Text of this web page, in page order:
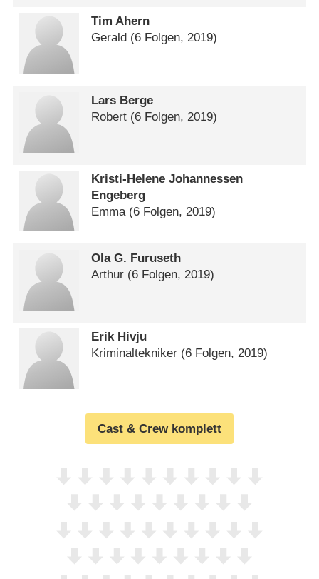
Tim Ahern
Gerald (6 Folgen, 2019)
Lars Berge
Robert (6 Folgen, 2019)
Kristi-Helene Johannessen
Engeberg
Emma(6 Folgen, 2019)
Ola G. Furuseth
Arthur (6 Folgen, 2019)
Erik Hivju
Kriminaltekniker (6 Folgen, 2019)
Cast & Crew komplett